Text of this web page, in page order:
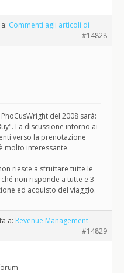
Commenti agli articoli di
#14828
del 2008 sarà:
La discussione intorno ai
verso la prenotazione
molto interessante.
riesce a sfruttare tutte le
non risponde a tutte e 3
ed acquisto del viaggio.
a: Revenue Management
#14829